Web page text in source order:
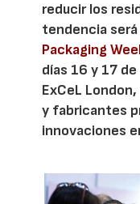
reducir los
tendencia será
Packaging
días 16 y 17
ExCeL
y fabricantes
innovaciones